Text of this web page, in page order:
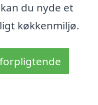
du nyde et
køkkenmiljø.